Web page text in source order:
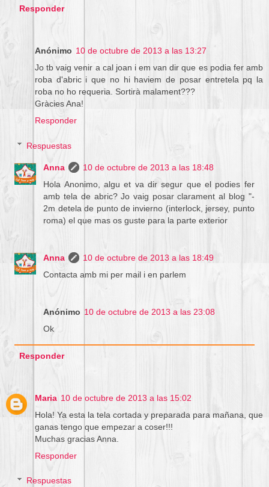
Responder
Anónimo 10 de octubre de 2013 a las 13:27
Jo tb vaig venir a cal joan i em van dir que es podia fer amb
roba d'abric i que no hi haviem de posar entretela pq la
roba no ho requeria. Sortirà malament???
Gràcies Ana!
Responder
Respuestas
Anna
10 de octubre de 2013 a las 18:48
Hola Anonimo, algu et va dir segur que el podies fer
amb tela de abric? Jo vaig posar clarament al blog "-
2m detela de punto de invierno (interlock, jersey, punto
roma) el que mas os guste para la parte exterior
Anna
10 de octubre de 2013 a las 18:49
Contacta amb mi per mail i en parlem
Anónimo 10 de octubre de 2013 a las 23:08
Ok
Responder
Maria 10 de octubre de 2013 a las 15:02
Hola! Ya esta la tela cortada y preparada para mañana, que
ganas tengo que empezar a coser!!!
Muchas gracias Anna.
Responder
Respuestas